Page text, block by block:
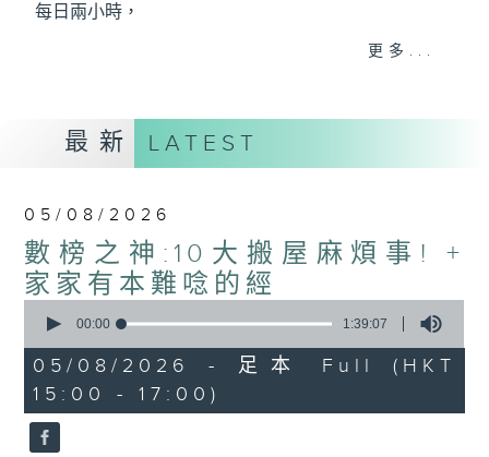
每日兩小時，
還有你最喜歡的靈異故事。
三五成群 個個好人 陪你等放工
更多...
最新 LATEST
05/08/2026
數榜之神:10大搬屋麻煩事! +
家家有本難唸的經
seconds
1
hour,
39
minutes,
7
seconds
00:00 1:39:07
05/08/2026 - 足本 Full (HKT
15:00 - 17:00)